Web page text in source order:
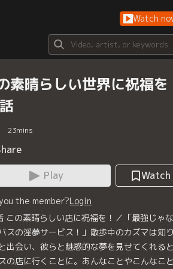
Watch
素晴らしい世界に祝福を
23mins
Play
the member?Login
この素晴らしい店に祝福を！／「最強じゃ
スの淫夢サービス！」散歩中のカズマは知
出会い、彼らと魅惑的な夢を見せてくれる
の店に行くことに。あんなことやこんなこ